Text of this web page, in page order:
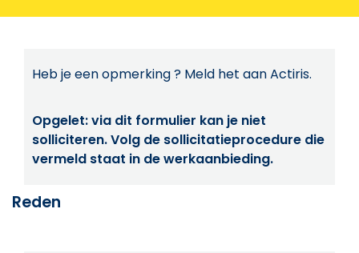
Heb je een opmerking ? Meld het aan Actiris.
Opgelet: via dit formulier kan je niet
solliciteren. Volg de sollicitatieprocedure die
vermeld staat in de werkaanbieding.
Reden